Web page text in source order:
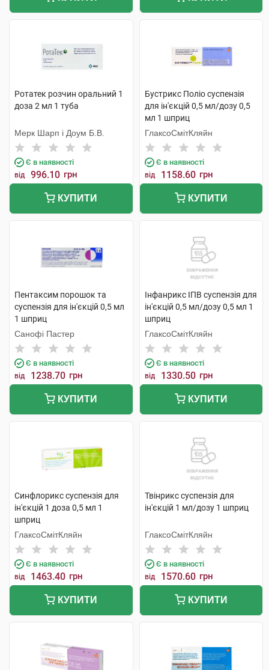
Ротатек розчин оральний 1
доза 2 мл 1 туба
Мерк Шарп і Доум Б.В.
Є в наявності
від 996.10 грн
КУПИТИ
Бустрикс Поліо суспензія
для ін'єкцій 0,5 мл/дозу 0,5
мл 1 шприц
ГлаксоСмітКляйн
Є в наявності
від 1158.60 грн
КУПИТИ
Пентаксим порошок та
суспензія для ін'єкцій 0,5 мл
1 шприц
Санофі Пастер
Є в наявності
від 1238.70 грн
КУПИТИ
Інфанрикс ІПВ суспензія для
ін'єкцій 0,5 мл/дозу 0,5 мл 1
шприц
ГлаксоСмітКляйн
Є в наявності
від 1330.50 грн
КУПИТИ
Синфлорикс суспензія для
ін'єкцій 1 доза 0,5 мл 1
шприц
ГлаксоСмітКляйн
Є в наявності
від 1463.40 грн
КУПИТИ
Твінрикс суспензія для
ін'єкцій 1 мл/дозу 1 шприц
ГлаксоСмітКляйн
Є в наявності
від 1570.60 грн
КУПИТИ